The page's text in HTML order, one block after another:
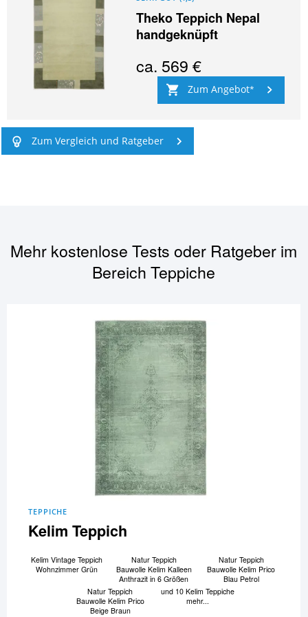
Theko Teppich Nepal
handgeknüpft
ca. 569 €
Zum Angebot
Zum Vergleich und Ratgeber
Mehr kostenlose Tests oder Ratgeber im
BereichTeppiche
TEPPICHE
Kelim Teppich
Kelim Vintage Teppich
Wohnzimmer Grün
Natur Teppich
Bauwolle Kelim Kalleen
Anthrazit in 6 Größen
Natur Teppich
Bauwolle Kelim Prico
Blau Petrol
Natur Teppich
Bauwolle Kelim Prico
Beige Braun
und 10 Kelim Teppiche
mehr...